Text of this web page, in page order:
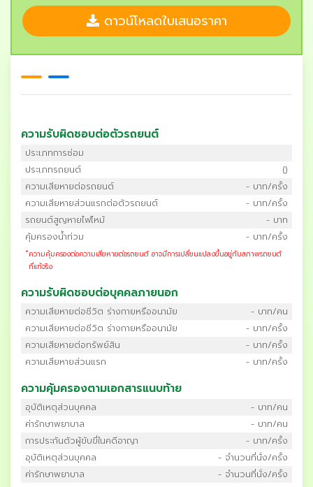
ดาวน์โหลดใบเสนอราคา
ความรับผิดชอบต่อตัวรถยนต์
ประเภทการซ่อม
ประเภทรถยนต์
()
ความเสียหายต่อรถยนต์
- บาท/ครั้ง
ความเสียหายส่วนแรกต่อตัวรถยนต์
- บาท/ครั้ง
รถยนต์สูญหายไฟไหม้
- บาท
คุ้มครองน้ำท่วม
- บาท/ครั้ง
*ความคุ้มครองต่อความเสียหายต่อรถยนต์ อาจมีการเปลี่ยนแปลงขึ้นอยู่กับสภาพรถยนต์
ที่แท้จริง
ความรับผิดชอบต่อบุคคลภายนอก
ความเสียหายต่อชีวิต ร่างกายหรืออนามัย
- บาท/คน
ความเสียหายต่อชีวิต ร่างกายหรืออนามัย
- บาท/ครั้ง
ความเสียหายต่อทรัพย์สิน
- บาท/ครั้ง
ความเสียหายส่วนแรก
- บาท/ครั้ง
ความคุ้มครองตามเอกสารแนบท้าย
อุบัติเหตุส่วนบุคคล
- บาท/คน
ค่ารักษาพยาบาล
- บาท/คน
การประกันตัวผู้ขับขี่ในคดีอาญา
- บาท/ครั้ง
อุบัติเหตุส่วนบุคคล
- จำนวนที่นั่ง/ครั้ง
ค่ารักษาพยาบาล
- จำนวนที่นั่ง/ครั้ง